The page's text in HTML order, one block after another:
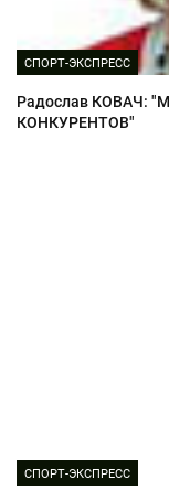
СПОРТ-ЭКСПРЕСС
Радослав КОВАЧ:
КОНКУРЕНТОВ"
СПОРТ-ЭКСПРЕСС